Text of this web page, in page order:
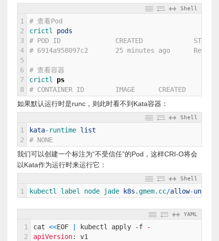
Shell
1
2
3
4
5
6
7
8
# 查看Pod
crictl pods
# POD ID              CREATED             STATE
# 6914a958097c2       25 minutes ago      Ready
# 查看容器
crictl ps
# CONTAINER ID        IMAGE      CREATED
如果默认运行时是runc，则此时看不到Kata容器：
Shell
1
2
kata- runtime list
# NONE
我们可以创建一个标注为“不受信任”的Pod，这样CRI-O将会
以Kata作为运行时来运行它：
Shell
1 kubectl label node jade k8s .gmem.cc/allow-
YAML
1
2
cat <<EOF kubectl apply -f
-
apiVersion: v1